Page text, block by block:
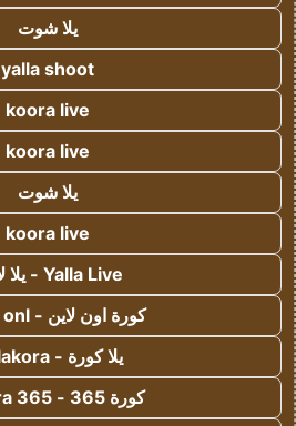
يلا شوت
yalla shoot
koora live
koora live
يلا شوت
koora live
Yalla Live - يلا لايف
كورة اون لاين - koora onl
يلا كورة - yallakora
كورة 365 - kooora 365